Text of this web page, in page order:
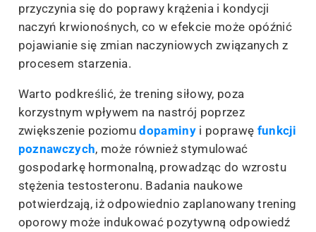
przyczynia się do poprawy krążenia i kondycji
naczyń krwionośnych, co w efekcie może opóźnić
pojawianie się zmian naczyniowych związanych z
procesem starzenia.
Warto podkreślić, że trening siłowy, poza
korzystnym wpływem na nastrój poprzez
zwiększenie poziomudopaminy i poprawę funkcji
poznawczych, może również stymulować
gospodarkę hormonalną, prowadząc do wzrostu
stężenia testosteronu. Badania naukowe
potwierdzają, iż odpowiednio zaplanowany trening
oporowy może indukować pozytywną odpowiedź